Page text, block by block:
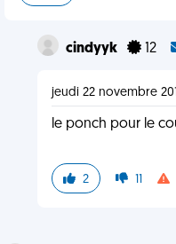
cindyyk 12
jeudi 22 novembre
le ponch pour le
2 11